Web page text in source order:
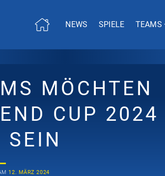
NEWS SPIELE TEAMS
MÖCHTEN
CUP 2024
SEIN
12. MÄRZ 2024